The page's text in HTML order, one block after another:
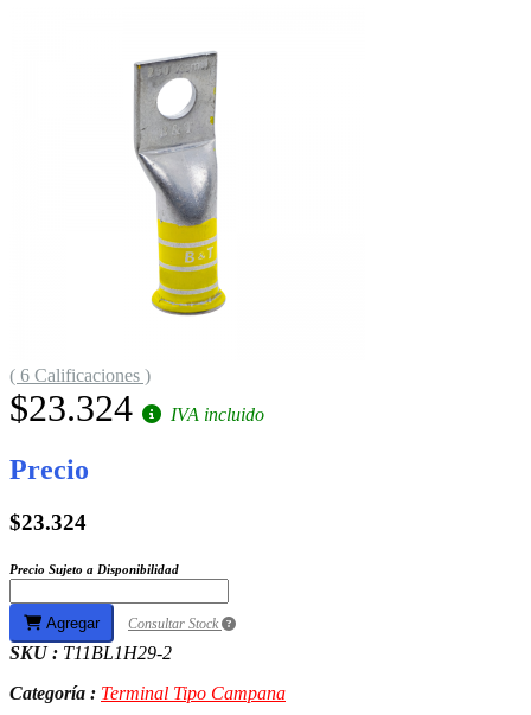
( 6 Calificaciones )
$23.324 IVA incluido
Precio
$23.324
Precio Sujeto a Disponibilidad
Agregar Consultar Stock
SKU : T11BL1H29-2
Categoría : Terminal Tipo Campana